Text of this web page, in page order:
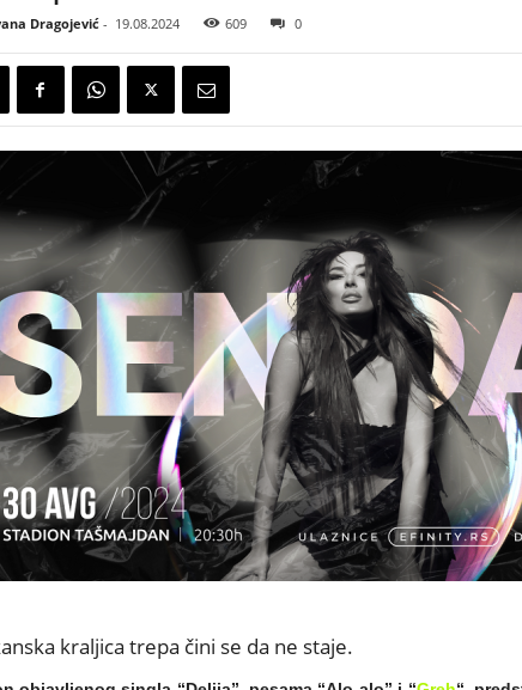
Dragojević- 19.08.2024 609 0
kraljica trepa čini se da ne staje.